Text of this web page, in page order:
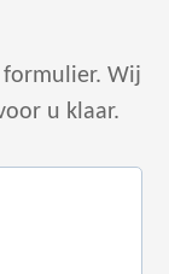
Wij
u klaar.